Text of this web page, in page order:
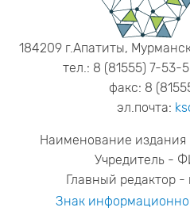
184209 г.Апатиты,
тел.: 8 (81555) 7-53-
факс: 8
эл.почта:
Наименование
Учредитель -
Главный редактор -
Знак